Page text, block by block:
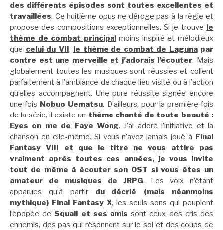
des différents épisodes sont toutes excellentes et
travaillées. Ce huitième opus ne déroge pas à la règle et
propose des compositions exceptionnelles. Si je trouve le
thème de combat principalmoins inspiré et mélodieux
que celui du VII, le thème de combat de Lagunapar
contre est une merveille et j’adorais l’écouter. Mais
globalement toutes les musiques sont réussies et collent
parfaitement à l’ambiance de chaque lieu visité ou à l’action
qu’elles accompagnent. Une pure réussite signée encore
une fois Nobuo Uematsu. D’ailleurs, pour la première fois
de la série, il existe un thème chanté de toute beauté :
Eyes on me de Faye Wong. J’ai adoré l’initiative et la
chanson en elle-même. Si vous n’avez jamais joué à Final
Fantasy VIII et que le titre ne vous attire pas
vraiment après toutes ces années, je vous invite
tout de même à écouter son OST si vous êtes un
amateur de musiques de JRPG. Les voix n’étant
apparues qu’à partir du décrié (mais néanmoins
mythique) Final Fantasy X, les seuls sons qui peuplent
l’épopée de Squall et ses amis sont ceux des cris des
ennemis, des pas qui résonnent sur le sol et des coups de